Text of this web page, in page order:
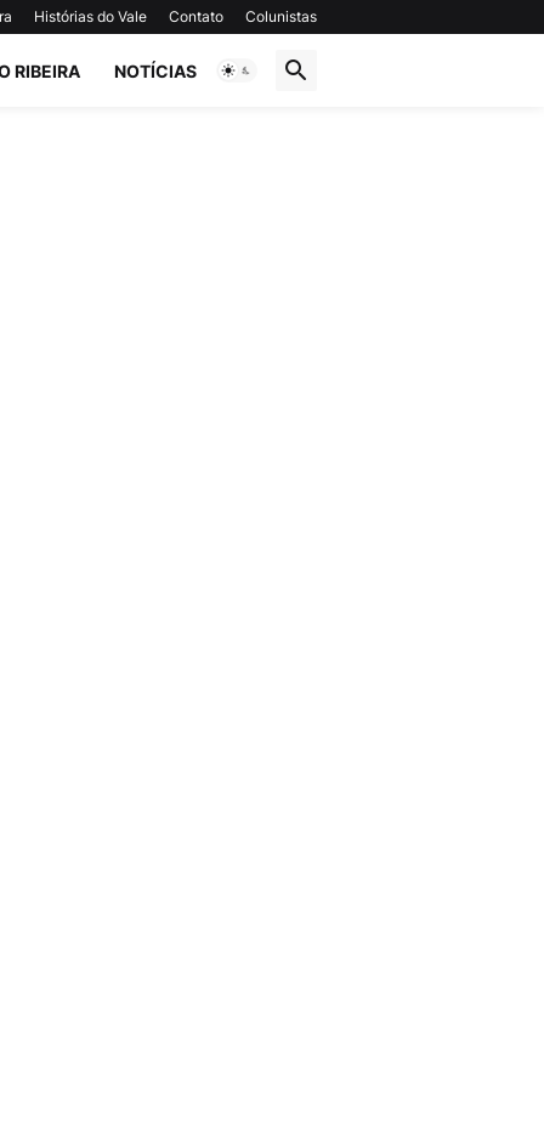
Histórias do Vale Contato Colunistas
RIBEIRA NOTÍCIAS